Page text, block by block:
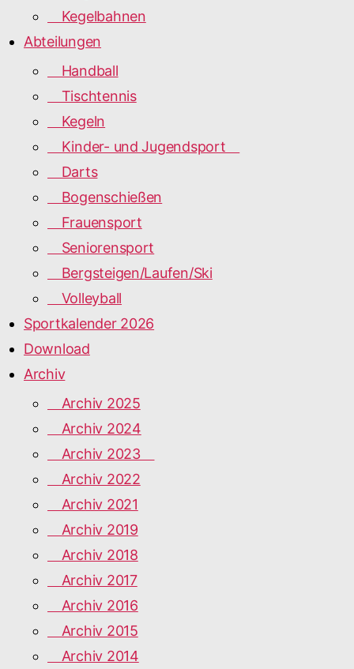
Kegelbahnen
Abteilungen
Handball
Tischtennis
Kegeln
Kinder- und Jugendsport
Darts
Bogenschießen
Frauensport
Seniorensport
Bergsteigen/Laufen/Ski
Volleyball
Sportkalender 2026
Download
Archiv
Archiv 2025
Archiv 2024
Archiv 2023
Archiv 2022
Archiv 2021
Archiv 2019
Archiv 2018
Archiv 2017
Archiv 2016
Archiv 2015
Archiv 2014